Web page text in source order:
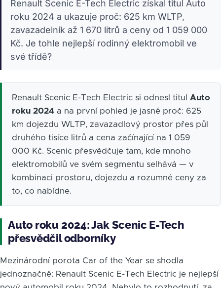
Renault Scenic E-Tech Electric získal titul Auto
roku 2024 a ukazuje proč: 625 km WLTP,
zavazadelník až 1 670 litrů a ceny od 1 059 000
Kč. Je tohle nejlepší rodinný elektromobil ve
své třídě?
Renault Scenic E-Tech Electric si odnesl titul Auto
roku 2024 a na první pohled je jasné proč: 625
km dojezdu WLTP, zavazadlový prostor přes půl
druhého tisíce litrů a cena začínající na 1 059
000 Kč. Scenic přesvědčuje tam, kde mnoho
elektromobilů ve svém segmentu selhává — v
kombinaci prostoru, dojezdu a rozumné ceny za
to, co nabídne.
Auto roku 2024: Jak Scenic E-Tech
přesvědčil odborníky
Mezinárodní porota Car of the Year se shodla
jednoznačně: Renault Scenic E-Tech Electric je nejlepší